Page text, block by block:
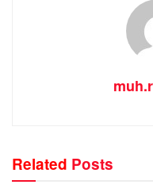
Related Posts